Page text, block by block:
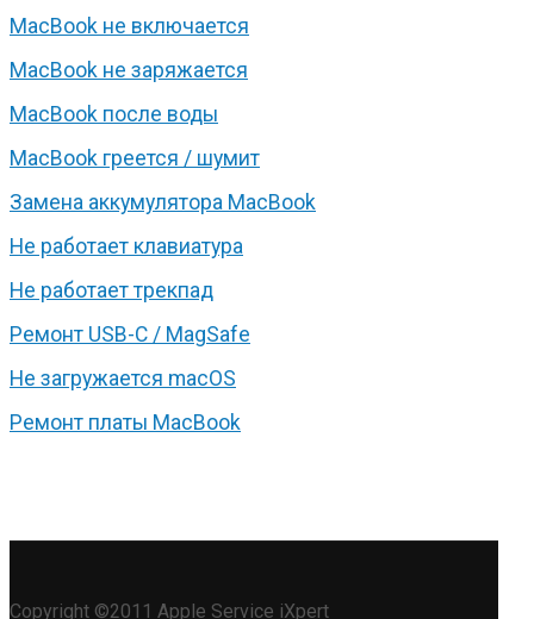
MacBook не включается
MacBook не заряжается
MacBook после воды
MacBook греется / шумит
Замена аккумулятора MacBook
Не работает клавиатура
Не работает трекпад
Ремонт USB-C / MagSafe
Не загружается macOS
Ремонт платы MacBook
Copyright ©2011 Apple Service iXpert